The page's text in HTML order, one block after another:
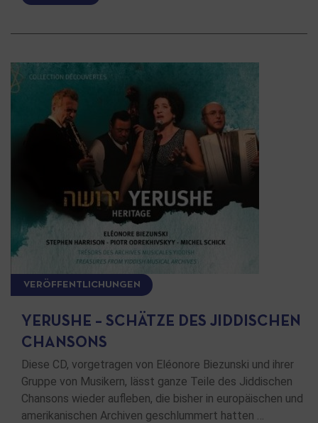
VERÖFFENTLICHUNGEN
YERUSHE – SCHÄTZE DES JIDDISCHEN
CHANSONS
Diese CD, vorgetragen von Eléonore Biezunski und ihrer
Gruppe von Musikern, lässt ganze Teile des Jiddischen
Chansons wieder aufleben, die bisher in europäischen und
amerikanischen Archiven geschlummert hatten …